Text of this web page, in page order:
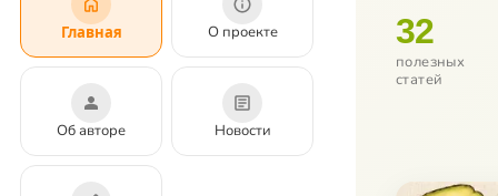
Главная О проекте
Об авторе Новости
32
полезных
статей